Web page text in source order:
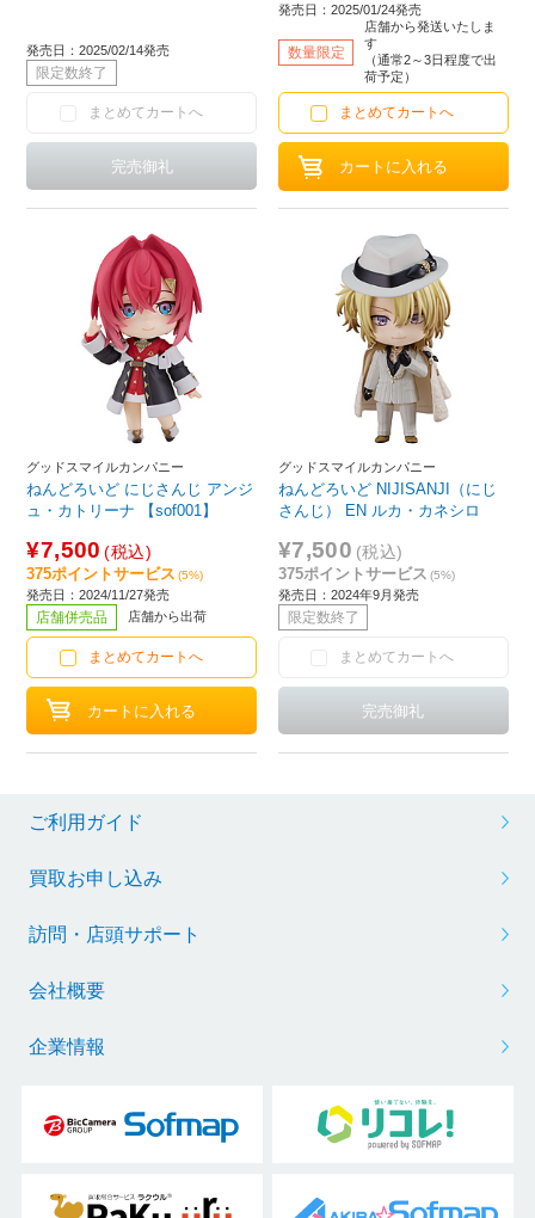
発売日：2025/02/14発売
限定数終了
まとめてカートへ
発売日：2025/01/24発売
数量限定
店舗から発送いたしま
す
（通常2～3日程度で出
荷予定）
まとめてカートへ
グッドスマイルカンパニー
ねんどろいど にじさんじ アンジ
ュ・カトリーナ 【sof001】
¥7,500 (税込)
375ポイントサービス (5%)
発売日：2024/11/27発売
店舗併売品 店舗から出荷
まとめてカートへ
グッドスマイルカンパニー
ねんどろいど NIJISANJI（にじ
さんじ） EN ルカ・カネシロ
¥7,500 (税込)
375ポイントサービス (5%)
発売日：2024年9月発売
限定数終了
まとめてカートへ
ご利用ガイド
買取お申し込み
訪問・店頭サポート
会社概要
企業情報